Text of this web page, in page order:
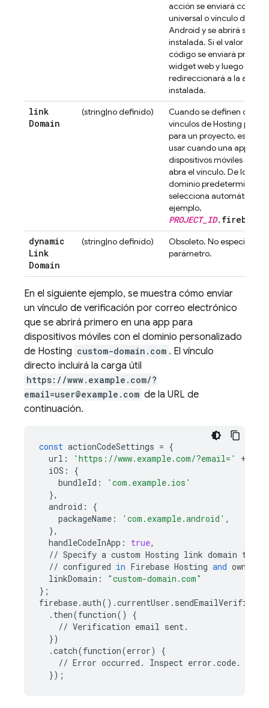
acción se enviará como
universal o vínculo de app
Android y se abrirá si la
instalada. Si el valor es
código se enviará primero
widget web y luego se
redireccionará a la app, si
instalada.
link
Domain
(string|no definido)
Cuando se definen
vínculos deHosting
para un proyecto,
usar cuando una app para
dispositivos móviles
abra el vínculo. De lo
dominio predeterminado
selecciona
ejemplo,
PROJECT_ID
dynamic
Link
Domain
(string|no definido)
Obsoleto. No
parámetro.
En el siguiente ejemplo, se muestra cómo enviar
un vínculo de verificación por correo electrónico
que se abrirá primero en una app para
dispositivos móviles con el dominio personalizado
de Hosting custom-domain.com . El vínculo
directo incluirá la carga útil
https://www.example.com/?
email=user@example.com de la URL de
continuación.
const actionCodeSettings = {
url : 'https://www.example.com/?email=' +
iOS :
{
bundleId :
'com.example.ios'
},
android :
{
packageName : 'com.example.android' ,
},
handleCodeInApp : true,
// Specify a custom Hosting link domain to
// configured in Firebase Hosting and owned
linkDomain :
"custom-domain.com"
};
firebase.auth() .currentUser .
. then(function()
{
// Verification email sent.
})
.catch(function(error)
{
// Error occurred . Inspect error .code.
});